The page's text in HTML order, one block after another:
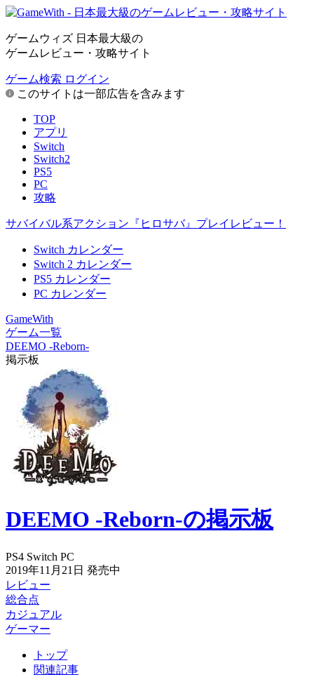
ゲームウィズ 日本最大級の
ゲームレビュー・攻略サイト
ゲーム検索 ログイン
このサイトは一部広告を含みます
TOP
アプリ
Switch
Switch2
PS5
PC
攻略
サバイバル系アクション『ヒロサバ』プレイレビュー！
Switch カレンダー
Switch 2 カレンダー
PS5 カレンダー
PC カレンダー
GameWith
ゲーム一覧
DEEMO -Reborn-
掲示板
DEEMO -Reborn-の掲示板
PS4 Switch PC
2019年11月21日 発売中
レビュー
総合点
カジュアル
ゲーマー
トップ
関連記事